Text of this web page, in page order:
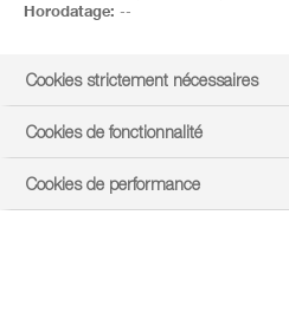
Horodatage: --
Cookies strictement nécessaires
Cookies de fonctionnalité
Cookies de performance